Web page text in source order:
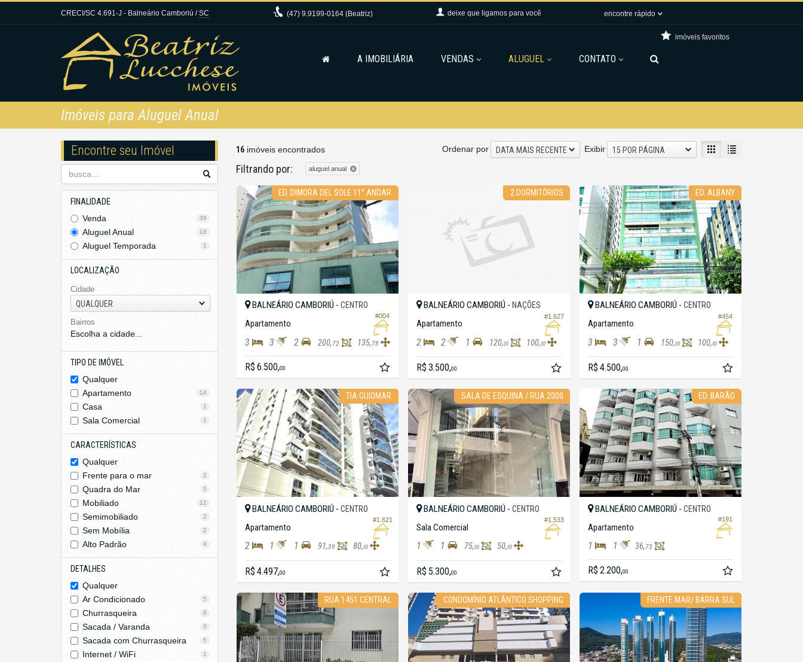
CRECI/SC 4.691-J - Balneário Camboriú /SC (47) 9.9199-0164 (Beatriz) deixe que ligamos para você encontre rápido
imóveis favoritos
A IMOBILIÁRIA VENDAS ALUGUEL CONTATO
Imóveis para Aluguel Anual
Encontre seu Imóvel
FINALIDADE
Venda
39
Aluguel Anual 16
Aluguel Temporada 1
LOCALIZAÇÃO
Cidade
QUALQUER
Bairros
Escolha a cidade...
TIPO DE IMÓVEL
Qualquer
Apartamento
14
Casa 1
Sala Comercial 1
CARACTERÍSTICAS
Qualquer
Frente para o mar
2
Quadra do Mar 5
Mobiliado 12
Semimobiliado 2
Sem Mobília 2
Alto Padrão 4
DETALHES
Qualquer
Ar Condicionado
5
Churrasqueira 6
Sacada / Varanda 3
Sacada com Churrasqueira 5
Internet / WiFi 1
16imóveis encontrados Exibir 15 POR PÁGINA
Ordenar por DATA MAIS RECENTE
Filtrando por: aluguel anual
ED. DIMORA DEL SOLE 11° ANDAR
#004
BALNEÁRIO CAMBORIÚ - CENTRO
Apartamento
3 3 2 200,72 135,78
R$ 6.500,00
2 DORMITÓRIOS
#1.627
BALNEÁRIO CAMBORIÚ - NAÇÕES
Apartamento
2 2 1 120,00 100,00
R$ 3.500,00
ED. ALBANY
#454
BALNEÁRIO CAMBORIÚ - CENTRO
Apartamento
3 3 1 150,00 100,00
R$ 4.500,00
TIA GUIOMAR
#1.621
BALNEÁRIO CAMBORIÚ - CENTRO
Apartamento
2 1 1 91,39 80,00
R$ 4.497,00
SALA DE ESQUINA / RUA 2000
#1.533
BALNEÁRIO CAMBORIÚ - CENTRO
Sala Comercial
1 1 75,00 50,00
R$ 5.300,00
ED. BARÃO
#191
BALNEÁRIO CAMBORIÚ - CENTRO
Apartamento
1 1 36,73
R$ 2.200,00
RUA 1451 CENTRAL CONDOMÍNIO ATLÂNTICO SHOPPING FRENTE MAR/ BARRA SUL